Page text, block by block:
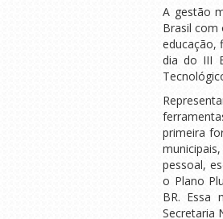
A gestão
Brasil com
educação,
dia do III
primeira
pessoal,
o Plano
BR. Essa
Secretaria